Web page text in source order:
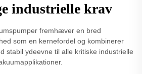
industrielle krav
fremhæver en bred
som en kernefordel og kombinerer
stabil ydeevne til alle kritiske industrielle